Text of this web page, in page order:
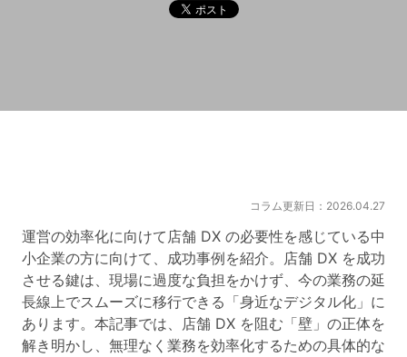
コラム更新日：2026.04.27
運営の効率化に向けて店舗 DX の必要性を感じている中
小企業の方に向けて、成功事例を紹介。店舗 DX を成功
させる鍵は、現場に過度な負担をかけず、今の業務の延
長線上でスムーズに移行できる「身近なデジタル化」に
あります。本記事では、店舗 DX を阻む「壁」の正体を
解き明かし、無理なく業務を効率化するための具体的な